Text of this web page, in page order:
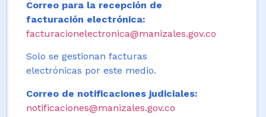
Correo para la recepción de
facturación electrónica:
facturacionelectronica@manizales.gov.co
Solo se gestionan facturas
electrónicas por este medio.
Correo de notificaciones judiciales:
notificaciones@manizales.gov.co